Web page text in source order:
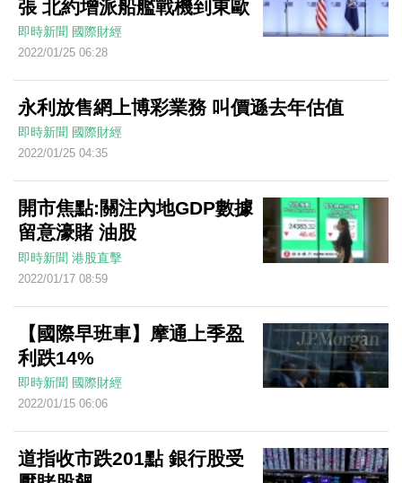
張 北約增派船艦戰機到東歐
即時新聞 國際財經
2022/01/25 06:28
永利放售網上博彩業務 叫價遜去年估值
即時新聞 國際財經
2022/01/25 04:35
開市焦點:關注內地GDP數據
留意濠賭 油股
即時新聞 港股直擊
2022/01/17 08:59
【國際早班車】摩通上季盈
利跌14%
即時新聞 國際財經
2022/01/15 06:06
道指收市跌201點 銀行股受